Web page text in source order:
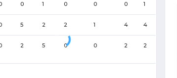
0 1 0 0 0 1
5 2 2 1 4 4
2 5 0 0 2 2